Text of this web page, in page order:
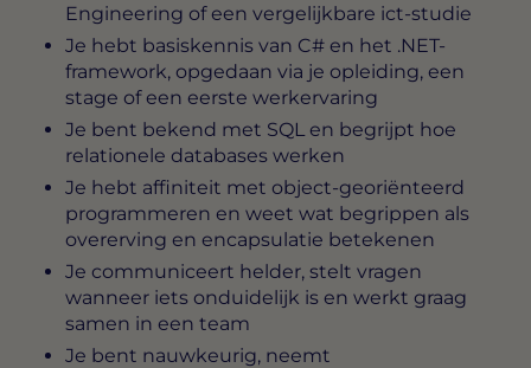
Engineering of een vergelijkbare ict-studie
Je hebt basiskennis van C# en het .NET-
framework, opgedaan via je opleiding, een
stage of een eerste werkervaring
Je bent bekend met SQL en begrijpt hoe
relationele databases werken
Je hebt affiniteit met object-georiënteerd
programmeren en weet wat begrippen als
overerving en encapsulatie betekenen
Je communiceert helder, stelt vragen
wanneer iets onduidelijk is en werkt graag
samen in een team
Je bent nauwkeurig, neemt